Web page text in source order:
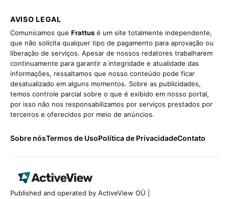
AVISO LEGAL
Comunicamos que Frattus é um site totalmente independente,
que não solicita qualquer tipo de pagamento para aprovação ou
liberação de serviços. Apesar de nossos redatores trabalharem
continuamente para garantir a integridade e atualidade das
informações, ressaltamos que nosso conteúdo pode ficar
desatualizado em alguns momentos. Sobre as publicidades,
temos controle parcial sobre o que é exibido em nosso portal,
por isso não nos responsabilizamos por serviços prestados por
terceiros e oferecidos por meio de anúncios.
Sobre nósTermos de UsoPolítica de PrivacidadeContato
Published and operated by ActiveView OÜ |